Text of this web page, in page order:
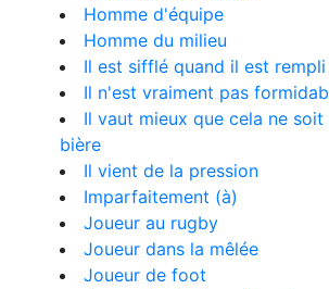
Homme d'équipe
Homme du milieu
Il est sifflé quand il est
Il n'est vraiment pas
Il vaut mieux que cela ne
bière
Il vient de la pression
Imparfaitement (à)
Joueur au rugby
Joueur dans la mêlée
Joueur de foot